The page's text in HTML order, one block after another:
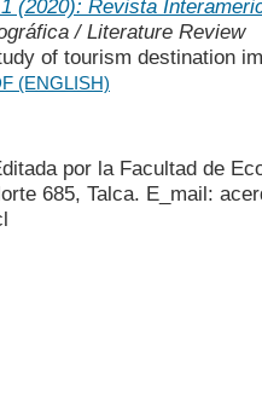
(2020): Revista
/ Literature Review
of tourism destination
(ENGLISH)
por la Facultad de
685, Talca. E_mail: